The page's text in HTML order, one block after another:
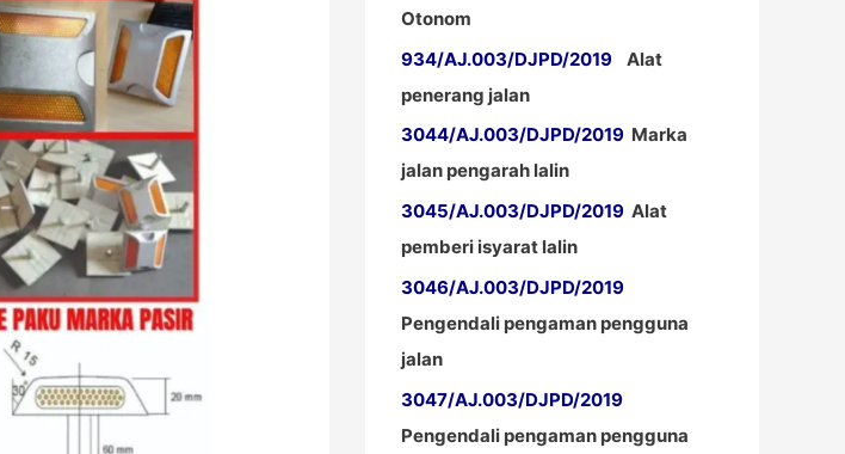
Otonom
934/AJ.003/DJPD/2019 Alat
penerang jalan
3044/AJ.003/DJPD/2019 Marka
jalan pengarah lalin
3045/AJ.003/DJPD/2019 Alat
pemberi isyarat lalin
3046/AJ.003/DJPD/2019
Pengendali pengaman pengguna
jalan
3047/AJ.003/DJPD/2019
Pengendali pengaman pengguna